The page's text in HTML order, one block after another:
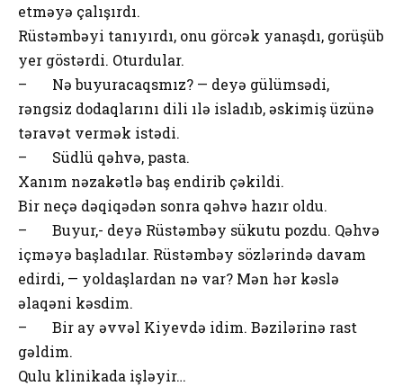
etməyə çalışırdı.
Rüstəmbəyi tanıyırdı, onu görcək yanaşdı, gorüşüb
yer göstərdi. Oturdular.
– Nə buyuracaqsmız? — deyə gülümsədi,
rəngsiz dodaqlarını dili ılə isladıb, əskimiş üzünə
təravət vermək istədi.
– Südlü qəhvə, pasta.
Xanım nəzakətlə baş endirib çəkildi.
Bir neçə dəqiqədən sonra qəhvə hazır oldu.
– Buyur,- deyə Rüstəmbəy sükutu pozdu. Qəhvə
içməyə başladılar. Rüstəmbəy sözlərində davam
edirdi, — yoldaşlardan nə var? Mən hər kəslə
əlaqəni kəsdim.
– Bir ay əvvəl Kiyevdə idim. Bəzilərinə rast
gəldim.
Qulu klinikada işləyir…